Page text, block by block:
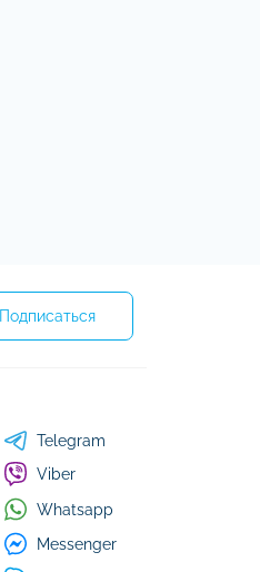
Подписаться
Telegram
Viber
Whatsapp
Messenger